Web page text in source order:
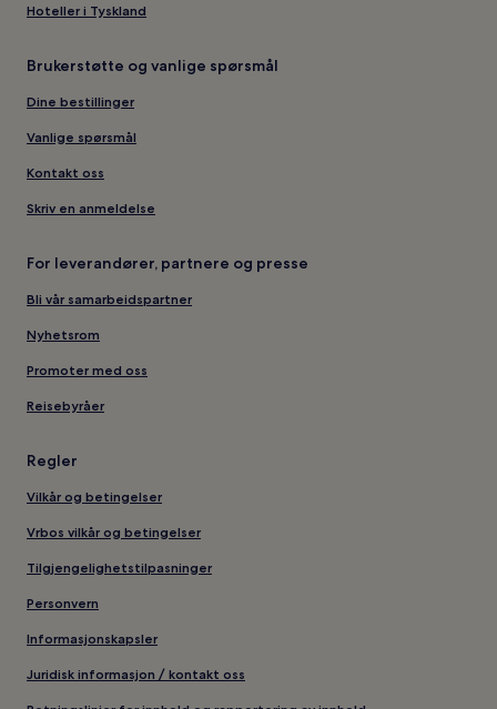
Hoteller i Tyskland
Brukerstøtte og vanlige spørsmål
Dine bestillinger
Vanlige spørsmål
Kontakt oss
Skriv en anmeldelse
For leverandører, partnere og presse
Bli vår samarbeidspartner
Nyhetsrom
Promoter med oss
Reisebyråer
Regler
Vilkår og betingelser
Vrbos vilkår og betingelser
Tilgjengelighetstilpasninger
Personvern
Informasjonskapsler
Juridisk informasjon / kontakt oss